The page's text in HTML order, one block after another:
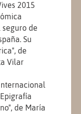
2015
seguro de
Su
de
Vilar
de María